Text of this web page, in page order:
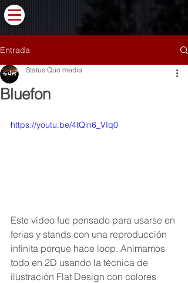
Entrada
Bluefon
Status Quo media
https://youtu.be/4tQin6_VIq0
Este video fue pensado para usarse en
ferias y stands con una reproducción
infinita porque hace loop. Animamos
todo en 2D usando la técnica de
ilustración Flat Design con colores